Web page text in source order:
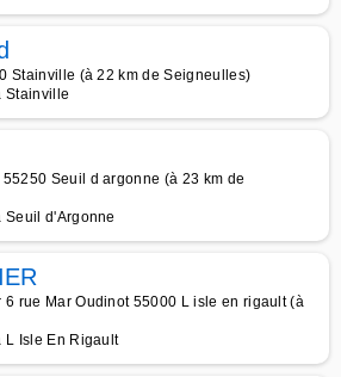
Stainville (à 22 km de Seigneulles)
Stainville
Seuil d argonne (à 23 km de
Seuil d'Argonne
6 rue Mar Oudinot 55000 L isle en rigault (à
L Isle En Rigault